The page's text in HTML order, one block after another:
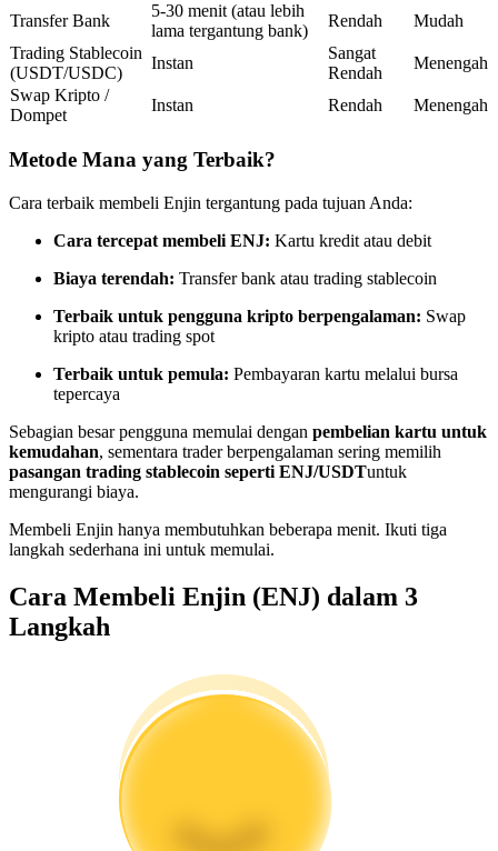
Bergabunglah dengan pedagang top
Menjadi Pedagang Salinan
Nikmati pembagian keuntungan dan komisi copy trading
Informasi
Memandu
Panduan Pemula Berjangka
Transfer Bank
5-30 menit (atau lebih
lama tergantung bank)
Rendah
Mudah
Trading Stablecoin
(USDT/USDC)
Instan
Sangat
Rendah
Menengah
Swap Kripto /
Dompet
Instan Rendah Menengah
Metode Mana yang Terbaik?
Cara terbaik membeli Enjin tergantung pada tujuan Anda:
Cara tercepat membeli ENJ: Kartu kredit atau debit
Biaya terendah: Transfer bank atau trading stablecoin
Terbaik untuk pengguna kripto berpengalaman: Swap
kripto atau trading spot
Terbaik untuk pemula: Pembayaran kartu melalui bursa
tepercaya
Sebagian besar pengguna memulai dengan pembelian kartu untuk
kemudahan, sementara trader berpengalaman sering memilih
pasangan trading stablecoin seperti ENJ/USDTuntuk
mengurangi biaya.
Membeli Enjin hanya membutuhkan beberapa menit. Ikuti tiga
langkah sederhana ini untuk memulai.
Cara Membeli Enjin (ENJ) dalam 3
Langkah